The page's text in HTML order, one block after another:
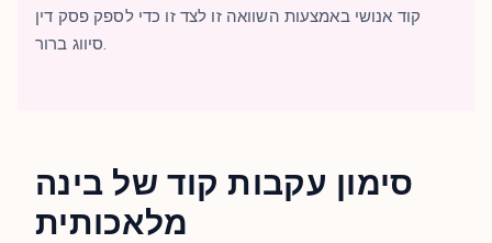
קוד אנושי באמצעות השוואה זו לצד זו כדי לספק פסק דין
סיווג ברור.
סימון עקבות קוד של בינה
מלאכותית